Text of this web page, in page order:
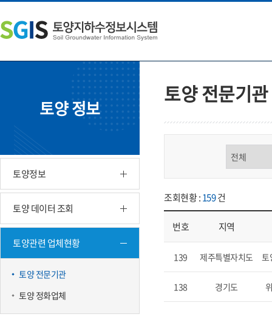
문
내
용
쪽
메
뉴
단
주
소
토양 정보
토양정보
토양 데이터 조회
토양관련 업체현황
토양 전문기관
토양 정화업체
토양 전문기관
조회현황 :159건
번호 지역
139 제주특별자치도 토
138 경기도